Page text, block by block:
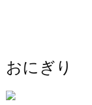
おにぎり